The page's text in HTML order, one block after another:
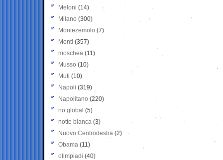
Meloni (14)
Milano (300)
Montezemolo (7)
Monti (357)
moschea (11)
Musso (10)
Muti (10)
Napoli (319)
Napolitano (220)
no global (5)
notte bianca (3)
Nuovo Centrodestra (2)
Obama (11)
olimpiadi (40)